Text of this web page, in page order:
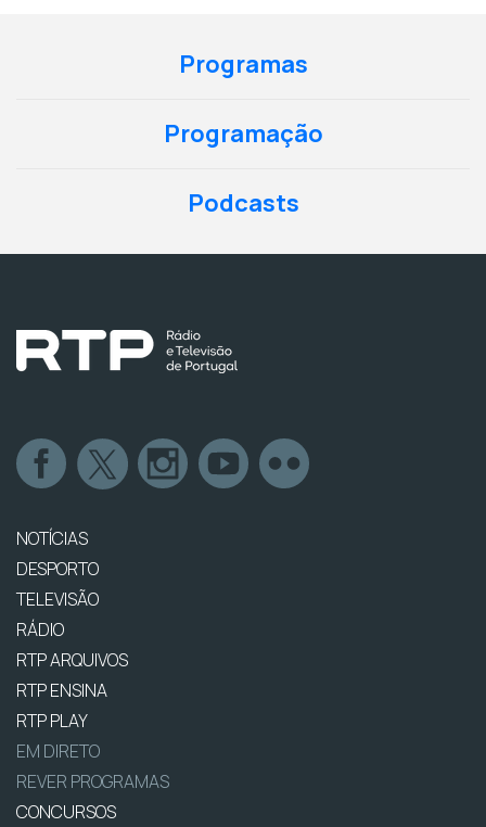
Programas
Programação
Podcasts
NOTÍCIAS
DESPORTO
TELEVISÃO
RÁDIO
RTP ARQUIVOS
RTP ENSINA
RTP PLAY
EM DIRETO
REVER PROGRAMAS
CONCURSOS